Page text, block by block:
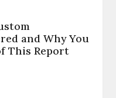
and Why You
This Report